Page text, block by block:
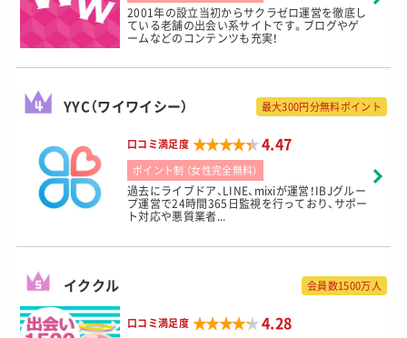
2001年の設立当初からサクラゼロ運営を徹底し
ている老舗の出会い系サイトです。ブログやゲ
ームなどのコンテンツも充実！
YYC（ワイワイシー） 最大300円分無料ポイント
口コミ満足度 ★★★★★
★★★★★4.47
ポイント制 （女性完全無料）
過去にライブドア、LINE、mixiが運営！IBJグルー
プ運営で24時間365日監視を行っており、サポー
ト対応や悪質業者...
イククル 会員数1500万人
口コミ満足度 ★★★★★
★★★★★4.28